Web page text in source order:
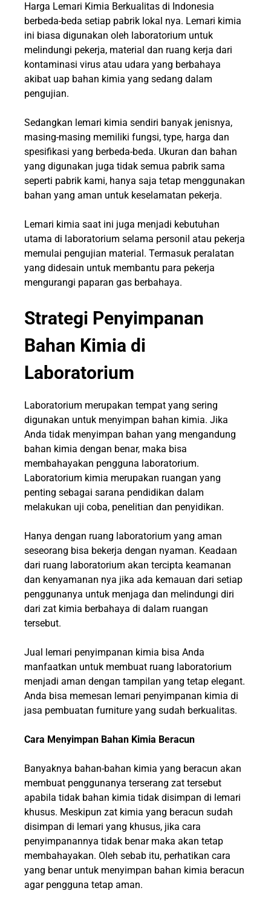
Harga Lemari Kimia Berkualitas di Indonesia
berbeda-beda setiap pabrik lokal nya. Lemari kimia
ini biasa digunakan oleh laboratorium untuk
melindungi pekerja, material dan ruang kerja dari
kontaminasi virus atau udara yang berbahaya
akibat uap bahan kimia yang sedang dalam
pengujian.
Sedangkan lemari kimia sendiri banyak jenisnya,
masing-masing memiliki fungsi, type, harga dan
spesifikasi yang berbeda-beda. Ukuran dan bahan
yang digunakan juga tidak semua pabrik sama
seperti pabrik kami, hanya saja tetap menggunakan
bahan yang aman untuk keselamatan pekerja.
Lemari kimia saat ini juga menjadi kebutuhan
utama di laboratorium selama personil atau pekerja
memulai pengujian material. Termasuk peralatan
yang didesain untuk membantu para pekerja
mengurangi paparan gas berbahaya.
Strategi Penyimpanan
Bahan Kimia di
Laboratorium
Laboratorium merupakan tempat yang sering
digunakan untuk menyimpan bahan kimia. Jika
Anda tidak menyimpan bahan yang mengandung
bahan kimia dengan benar, maka bisa
membahayakan pengguna laboratorium.
Laboratorium kimia merupakan ruangan yang
penting sebagai sarana pendidikan dalam
melakukan uji coba, penelitian dan penyidikan.
Hanya dengan ruang laboratorium yang aman
seseorang bisa bekerja dengan nyaman. Keadaan
dari ruang laboratorium akan tercipta keamanan
dan kenyamanan nya jika ada kemauan dari setiap
penggunanya untuk menjaga dan melindungi diri
dari zat kimia berbahaya di dalam ruangan
tersebut.
Jual lemari penyimpanan kimia bisa Anda
manfaatkan untuk membuat ruang laboratorium
menjadi aman dengan tampilan yang tetap elegant.
Anda bisa memesan lemari penyimpanan kimia di
jasa pembuatan furniture yang sudah berkualitas.
Cara Menyimpan Bahan Kimia Beracun
Banyaknya bahan-bahan kimia yang beracun akan
membuat penggunanya terserang zat tersebut
apabila tidak bahan kimia tidak disimpan di lemari
khusus. Meskipun zat kimia yang beracun sudah
disimpan di lemari yang khusus, jika cara
penyimpanannya tidak benar maka akan tetap
membahayakan. Oleh sebab itu, perhatikan cara
yang benar untuk menyimpan bahan kimia beracun
agar pengguna tetap aman.